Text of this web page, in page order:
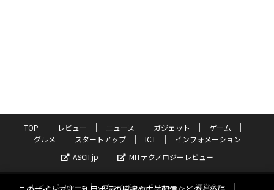
TOP レビュー ニュース ガジェット
ゲーム
グルメ
スタートアップ ICT
インフォメーション
ASCII.jp
MITテクノロジーレビュー
サイトポリシー プライバシーポリシー 運営会社